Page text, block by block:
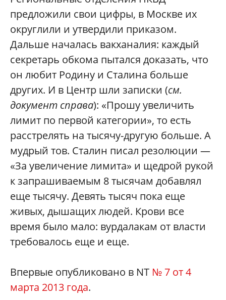
предложили свои цифры, в Москве их
округлили и утвердили приказом.
Дальше началась вакханалия: каждый
секретарь обкома пытался доказать, что
он любит Родину и Сталина больше
других. И в Центр шли записки (см.
документ справа): «Прошу увеличить
лимит по первой категории», то есть
расстрелять на тысячу-другую больше. А
мудрый тов. Сталин писал резолюции —
«За увеличение лимита» и щедрой рукой
к запрашиваемым 8 тысячам добавлял
еще тысячу. Девять тысяч пока еще
живых, дышащих людей. Крови все
время было мало: вурдалакам от власти
требовалось еще и еще.
Впервые опубликовано в NT № 7 от 4
марта 2013 года.